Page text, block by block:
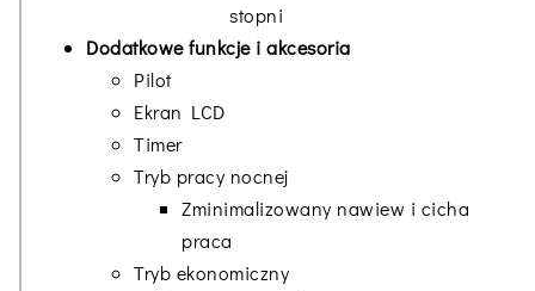
stopni
Dodatkowe funkcje i akcesoria
Pilot
Ekran LCD
Timer
Tryb pracy nocnej
Zminimalizowany nawiew i cicha
praca
Tryb ekonomiczny